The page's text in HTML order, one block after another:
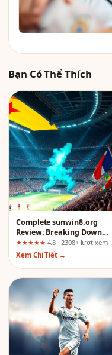
Bạn Có Thể Thích
Complete sunwin8.org
Review: Breaking Down
Casino, Sports, and Games
for the Right Audience
★★★★★ 4.8 · 2308+ lượt xem
Xem Chi Tiết →